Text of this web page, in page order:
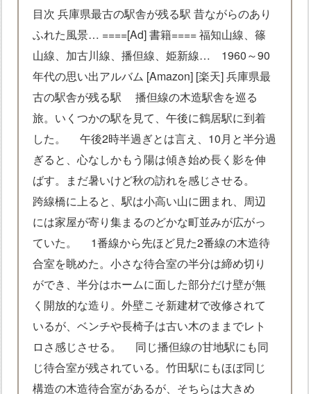
目次 兵庫県最古の駅舎が残る駅 昔ながらのあり
ふれた風景… ====[Ad] 書籍==== 福知山線、篠
山線、加古川線、播但線、姫新線… 1960～90
年代の思い出アルバム [Amazon] [楽天] 兵庫県最
古の駅舎が残る駅 播但線の木造駅舎を巡る
旅。いくつかの駅を見て、午後に鶴居駅に到着
した。 午後2時半過ぎとは言え、10月と半分過
ぎると、心なしかもう陽は傾き始め長く影を伸
ばす。まだ暑いけど秋の訪れを感じさせる。
跨線橋に上ると、駅は小高い山に囲まれ、周辺
には家屋が寄り集まるのどかな町並みが広がっ
ていた。 1番線から先ほど見た2番線の木造待
合室を眺めた。小さな待合室の半分は締め切り
ができ、半分はホームに面した部分だけ壁が無
く開放的な造り。外壁こそ新建材で改修されて
いるが、ベンチや長椅子は古い木のままでレト
ロさ感じさせる。 同じ播但線の甘地駅にも同
じ待合室が残されている。竹田駅にもほぼ同じ
構造の木造待合室があるが、そちらは大きめ